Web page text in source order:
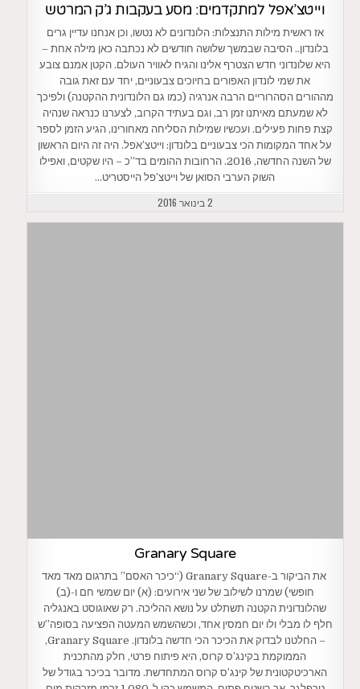
וייטצ’אפל למתקדמים: מסע בעקבות ג’ק המרטש
אז ראשית מילות התנצלות: הלונדונים לא נטשו, וכן אנחנו עדיין גרים
בלונדון.. הסיבה שבמשך שלושה חודשים לא נכתבה כאן מילה אחת –
היא שלונדוני חדש הצטרף אלינו והגיח לאוויר העולם. הקטן אמנם צובע
את שמי לונדון האפורים בחיוכים צבעוניים, יחד עם זאת גובה
מההורים הסהרוריים הרבה אנרגיה (כמו גם הלונדונית ההקטנה) ולפיכך
לא שמעתם מאיתנו זמן רב, וגם בעתיד הקרוב, לצערנו כנראה שנהיה
קצת פחות פעילים. ועכשיו שמילות הסליחה מאחורינו, הגיע הזמן לספר
על אחד המקומות הכי צבעוניים בלונדון: וייטצ’אפל. היה זה היום הראשון
של השנה החדשה, 2016. הרחובות ההומים בד”כ – היו שקטים, ואפילו
השוק הערבי הסואן של וייטצ’פל הייסטריט…
2 בינואר 2016
Granary Square
את הביקור ב-Granary Square (“כיכר האסם” בתרגום מאד מאד
חופשי) שמרנו לשילוב של שני אירועים: (א) יום שמשי חם ו-(ב)
שהלונדונית הקטנה תשתלט על נושא ההליכה. רק שאוגוסט באנגליה
חלף לו מבלי ולו יום חמסין אחד, וכשהשמש המעטה הפציעה בסופה”ש
– החלטנו לבדוק את הכיכר הכי חדשה בלונדון. Granary Square,
הממוקמת בקינג’ס קרוס, היא פיתוח פרטי, חלק מהתכנית
הארכיטקטונית של קינג’ס קרוס המתחדשת. מדובר בכיכר בגודל של